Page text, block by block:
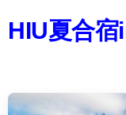
HIU夏合